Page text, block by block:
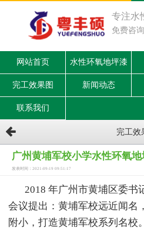
专注水
免费咨
网站首页 水性环氧地坪漆
完工效果图 新闻动态
联系我们
完工效
广州黄埔军校小学水性环氧
发表时间：2021-09-19 09:51:17
2018 年广州市黄埔区委书
会议提出：黄埔军校远近闻名
附小，打造黄埔军校系列名校